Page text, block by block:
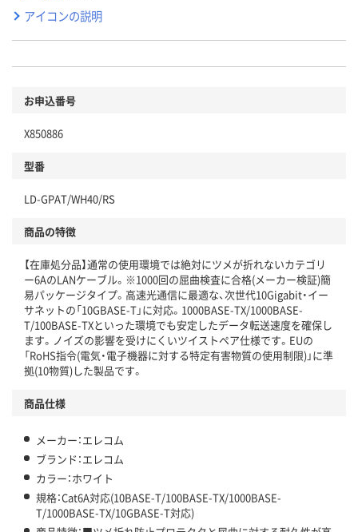
アイコンの説明
お申込番号
X850886
型番
LD-GPAT/WH40/RS
商品の特徴
【在庫処分品】通常の使用環境では絶対にツメが折れないカテゴリ
ー6AのLANケーブル。※1000回の屈曲検査に合格(メーカー検証)簡
易パッケージタイプ。高速光通信に最適な、次世代10Gigabit・イー
サネットの「10GBASE-T」に対応。1000BASE-TX/1000BASE-
T/100BASE-TXといった環境でも安定したデータ転送速度を確保し
ます。ノイズの影響を受けにくいツイストペア仕様です。EUの
「RoHS指令(電気・電子機器に対する特定有害物質の使用制限)」に準
拠(10物質)した製品です。
商品仕様
メーカー：エレコム
ブランド：エレコム
カラー：ホワイト
規格：Cat6A対応(10BASE-T/100BASE-TX/1000BASE-
T/1000BASE-TX/10GBASE-T対応)